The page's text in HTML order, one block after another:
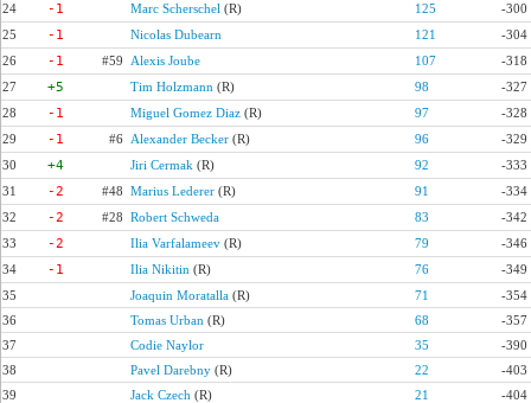
24
-1 Marc Scherschel (R) 125
-300
25
-1 Nicolas Dubearn 121
-304
26
-1 #59 Alexis Joube 107
-318
27
+5 Tim Holzmann (R) 98
-327
28
-1 Miguel Gomez Diaz (R) 97
-328
29
-1 #6 Alexander Becker (R) 96
-329
30
+4 Jiri Cermak (R) 92
-333
31
-2 #48 Marius Lederer (R) 91
-334
32
-2 #28 Robert Schweda 83
-342
33
-2 Ilia Varfalameev (R) 79
-346
34
-1 Ilia Nikitin (R) 76
-349
35
Joaquin Moratalla (R) 71
-354
36
Tomas Urban (R) 68
-357
37
Codie Naylor 35
-390
38
Pavel Darebny (R) 22
-403
39
Jack Czech (R) 21 -404